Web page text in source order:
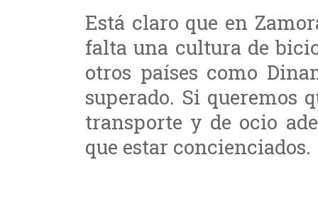
Está claro que en
falta una cultura de
otros países como
superado. Si queremos
transporte y de ocio
que estar concienciados.